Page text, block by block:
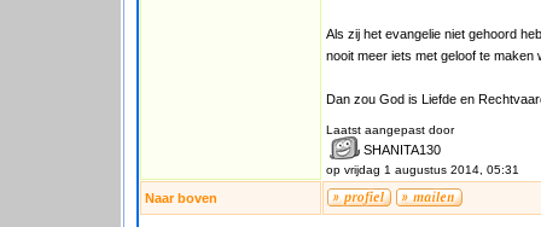
Als zij het evangelie niet gehoord
nooit meer iets met geloof te maken
Dan zou God is Liefde en
Laatst aangepast door
SHANITA130
op vrijdag 1 augustus 2014, 05:31
Naar boven